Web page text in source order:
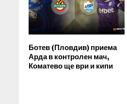
Ботев (Пловдив) приема
Арда в контролен мач,
Коматево ще ври и кипи